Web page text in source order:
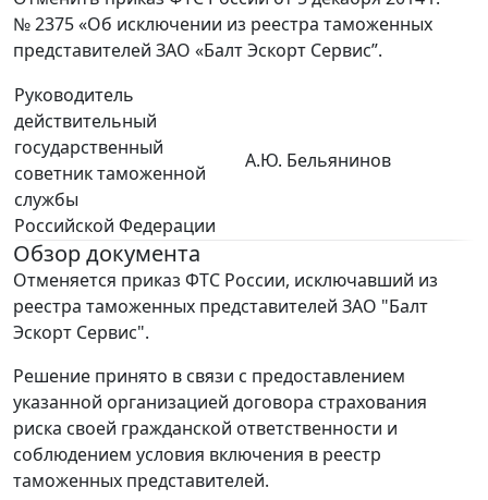
№ 2375 «Об исключении из реестра таможенных
представителей ЗАО «Балт Эскорт Сервис”.
Руководитель
действительный
государственный
советник таможенной
службы
Российской Федерации
А.Ю. Бельянинов
Обзор документа
Отменяется приказ ФТС России, исключавший из
реестра таможенных представителей ЗАО "Балт
Эскорт Сервис".
Решение принято в связи с предоставлением
указанной организацией договора страхования
риска своей гражданской ответственности и
соблюдением условия включения в реестр
таможенных представителей.